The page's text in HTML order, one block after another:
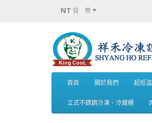
NT 貨 幣
首頁 關於我們 超低
立式不銹鋼冷凍、冷藏櫃